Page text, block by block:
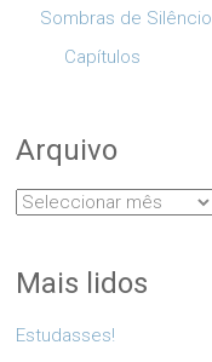
Sombras de Silêncio
Capítulos
Arquivo
Arquivo
Mais lidos
Estudasses!